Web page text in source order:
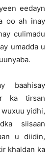
eedayn
oo ah inay
culimadu
umadda u
baahisay
ka tirsan
yidhi,
siisaan
u diidin,
khaldan ka